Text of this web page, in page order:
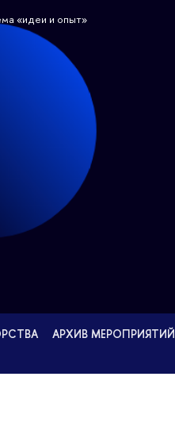
«идеи и опыт»
АРХИВ МЕРОПРИЯТИЙ